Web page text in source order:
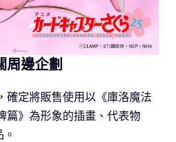
周邊企劃
確定將販售使用以《庫洛魔法
篇》為形象的插畫、代表物